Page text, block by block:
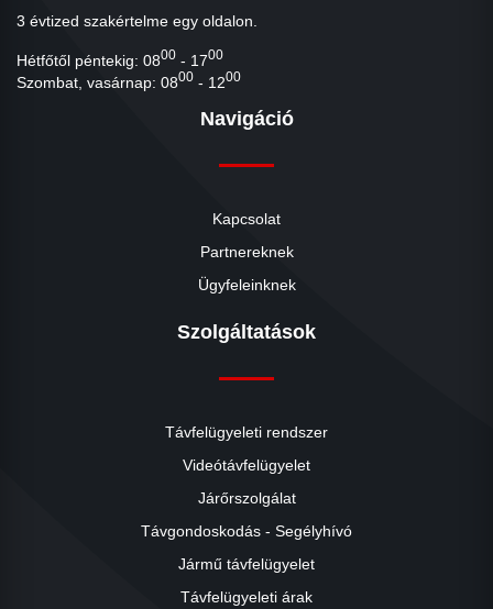
3 évtized szakértelme egy oldalon.
Hétfőtől péntekig: 0800 - 1700
Szombat, vasárnap: 0800 - 1200
Navigáció
Kapcsolat
Partnereknek
Ügyfeleinknek
Szolgáltatások
Távfelügyeleti rendszer
Videótávfelügyelet
Járőrszolgálat
Távgondoskodás - Segélyhívó
Jármű távfelügyelet
Távfelügyeleti árak